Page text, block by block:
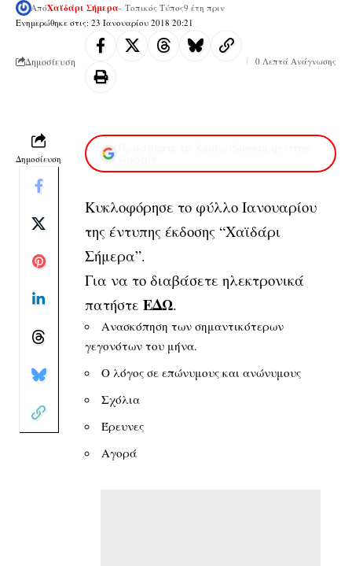
Ενημερώθηκε στις: 23 Ιανουαρίου 2018 20:21
ΑπόΧαϊδάρι Σήμερα- Τοπικός Τύπος9 έτη πριν
Δημοσίευση 0 Λεπτά Ανάγνωσης
Δημοσίευση
Κυκλοφόρησε το φύλλο Ιανουαρίου
της έντυπης έκδοσης “Χαϊδάρι
Σήμερα”.
Για να το διαβάσετε ηλεκτρονικά
πατήστε ΕΔΩ.
Ανασκόπηση των σημαντικότερων
γεγονότων του μήνα.
Ο λόγος σε επώνυμους και ανώνυμους
Σχόλια
Έρευνες
Αγορά